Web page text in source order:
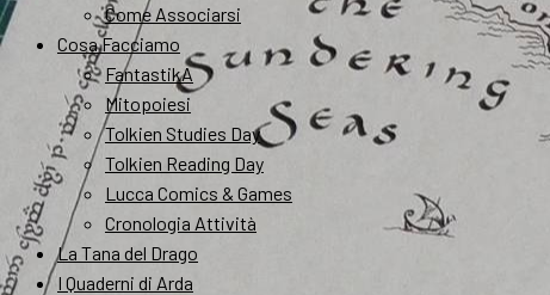
Come Associarsi
Cosa Facciamo
FantastikA
Mitopoiesi
Tolkien Studies Day
Tolkien Reading Day
Lucca Comics & Games
Cronologia Attività
La Tana del Drago
I Quaderni di Arda